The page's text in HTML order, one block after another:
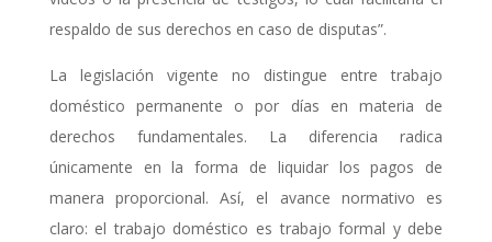
respaldo de sus derechos en caso de disputas”.
La legislación vigente no distingue entre trabajo
doméstico permanente o por días en materia de
derechos fundamentales. La diferencia radica
únicamente en la forma de liquidar los pagos de
manera proporcional. Así, el avance normativo es
claro: el trabajo doméstico es trabajo formal y debe